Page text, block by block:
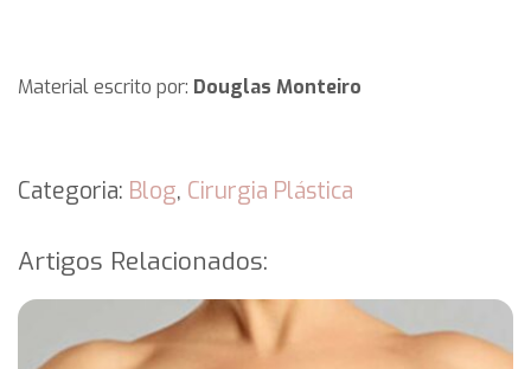
Material escrito por: Douglas Monteiro
Categoria: Blog, Cirurgia Plástica
Artigos Relacionados: